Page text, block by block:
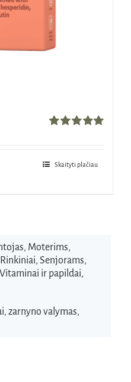
Skaityti plačiau
, Moterims,
Rinkiniai, Senjorams,
Vitaminai ir papildai,
, zarnyno valymas,